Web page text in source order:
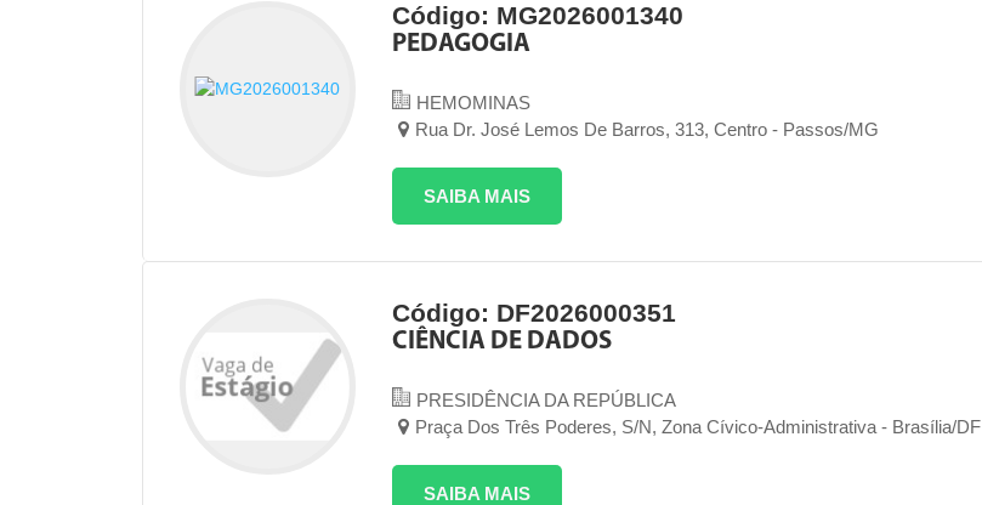
Código: MG2026001340
PEDAGOGIA
HEMOMINAS
Rua Dr. José Lemos De Barros, 313, Centro - Passos/MG
SAIBA MAIS
Código: DF2026000351
CIÊNCIA DE DADOS
PRESIDÊNCIA DA REPÚBLICA
Praça Dos Três Poderes, S/n, Zona Cívico-Administrativa - Brasília/DF
SAIBA MAIS